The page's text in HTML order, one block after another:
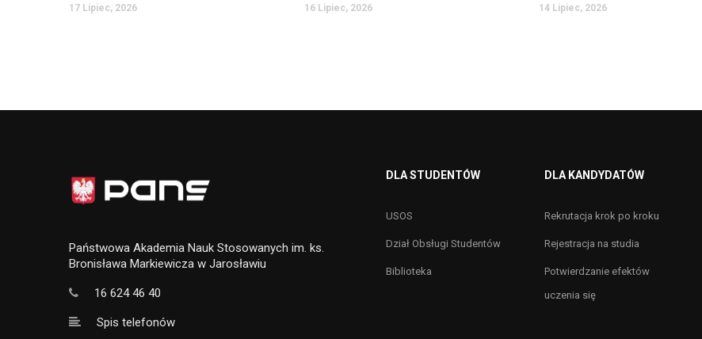
17 Lipiec, 2026 16 Lipiec, 2026 14 Lipiec, 2026
Państwowa Akademia Nauk Stosowanych im. ks.
Bronisława Markiewicza w Jarosławiu
16 624 46 40
Spis telefonów
DLA STUDENTÓW
USOS
Dział Obsługi Studentów
Biblioteka
DLA KANDYDATÓW
Rekrutacja krok po kroku
Rejestracja na studia
Potwierdzanie efektów
uczenia się